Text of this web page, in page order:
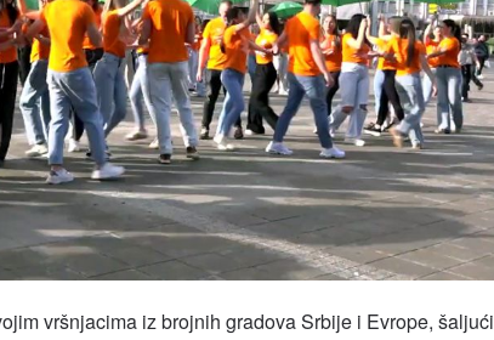
vršnjacima iz brojnih gradova Srbije i Evrope, šaljući